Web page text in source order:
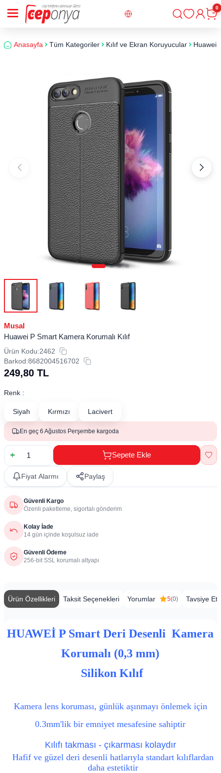
Giriş
0
Anasayfa Tüm Kategoriler Kılıf ve Ekran Koruyucular Huawei
Musal
Huawei P Smart Kamera Korumalı Kılıf
Ürün Kodu:2462
Barkod:8682004516702
249,80 TL
Renk :
Siyah Kırmızı Lacivert
En geç 6 Ağustos Perşembe kargoda
Sepete Ekle
Fiyat Alarmı Paylaş
Güvenli Kargo
Özenli paketleme, sigortalı gönderim
Kolay İade
14 gün içinde koşulsuz iade
Güvenli Ödeme
256-bit SSL korumalı altyapı
Ürün Özellikleri Taksit Seçenekleri Yorumlar 5(0) Tavsiye Et
HUAWEİ P Smart Deri Desenli Kamera
Korumalı (0,3 mm)
Silikon Kılıf
Kamera lens koruması, günlük aşınmayı önlemek için
0.3mm'lik bir emniyet mesafesine sahiptir
Kılıfı takması - çıkarması kolaydır
Hafif ve güzel deri desenli hatlarıyla standart kılıflardan
daha estetiktir